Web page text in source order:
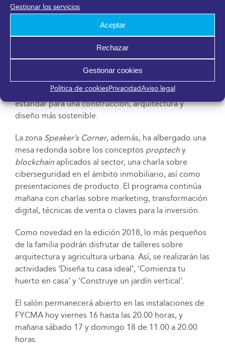
Gestionar los servicios
Aceptar
Rechazar
Gestionar cookies
Política de cookiesPrivacidadAviso legal
Asociación de Constructores y Promotores de
salón un desayuno-debate empresarial, mientras que
la escuela de negocios Cátedra Inmobiliaria ha
Inmobiliario. Por primera vez, además, la plataforma
Passivhaus Costa del Sol ha organizado una jornada
técnica para reunir a profesionales en torno a este
estándar para una construcción, arquitectura y
diseño más sostenible.
La zona Speaker’s Corner, además, ha albergado una
mesa redonda sobre los conceptos proptechy
blockchainaplicados al sector, una charla sobre
ciberseguridad en el ámbito inmobiliario, así como
presentaciones de producto. El programa continúa
mañana con charlas sobre marketing, transformación
digital, técnicas de venta o claves para la inversión.
Como novedad en la edición 2018, lo más pequeños
de la familia podrán disfrutar de talleres sobre
arquitectura y agricultura urbana. Así, se realizarán las
actividades ‘Diseña tu casa ideal’, ‘Comienza tu
huerto en casa’ y ‘Construye un jardín vertical’.
El salón permanecerá abierto en las instalaciones de
FYCMA hoy viernes 16 hasta las 20.00 horas, y
mañana sábado 17 y domingo 18 de 11.00 a 20.00
horas.